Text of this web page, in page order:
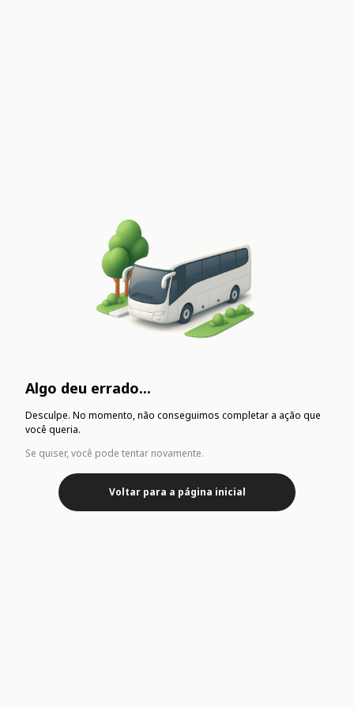
Algo deu errado...
Desculpe. No momento, não conseguimos completar a ação que
você queria.
Se quiser, você pode tentar novamente.
Voltar para a página inicial